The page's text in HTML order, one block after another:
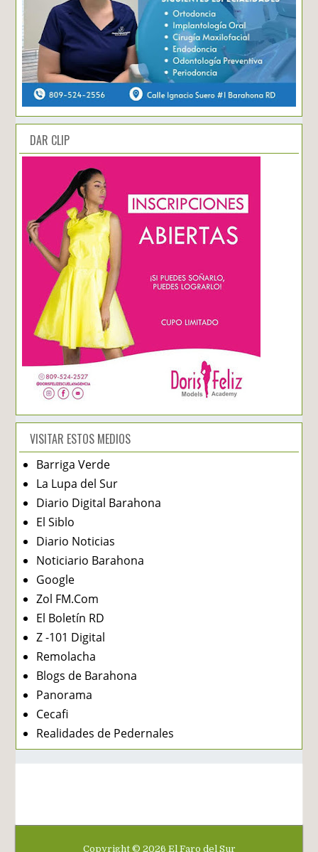
DAR CLIP
VISITAR ESTOS MEDIOS
Barriga Verde
La Lupa del Sur
Diario Digital Barahona
El Siblo
Diario Noticias
Noticiario Barahona
Google
Zol FM.Com
El Boletín RD
Z -101 Digital
Remolacha
Blogs de Barahona
Panorama
Cecafi
Realidades de Pedernales
Copyright © 2026 El Faro del Sur